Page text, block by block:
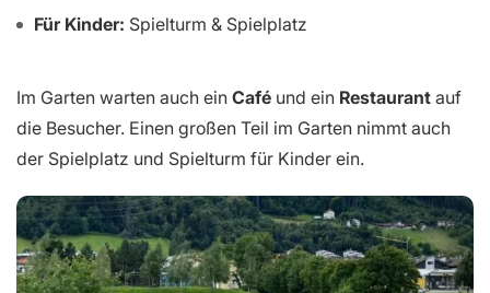
Für Kinder: Spielturm & Spielplatz
Im Garten warten auch ein Café und ein Restaurant auf
die Besucher. Einen großen Teil im Garten nimmt auch
der Spielplatz und Spielturm für Kinder ein.